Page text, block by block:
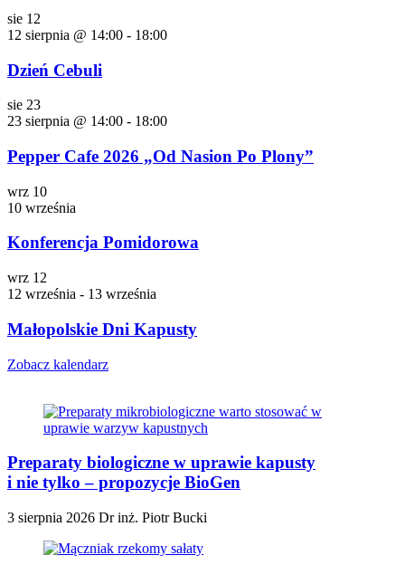
sie 12
12 sierpnia @ 14:00 - 18:00
Dzień Cebuli
sie 23
23 sierpnia @ 14:00 - 18:00
Pepper Cafe 2026 „Od Nasion Po Plony”
wrz 10
10 września
Konferencja Pomidorowa
wrz 12
12 września - 13 września
Małopolskie Dni Kapusty
Zobacz kalendarz
Preparaty biologiczne w uprawie kapusty
i nie tylko – propozycje BioGen
3 sierpnia 2026 Dr inż. Piotr Bucki